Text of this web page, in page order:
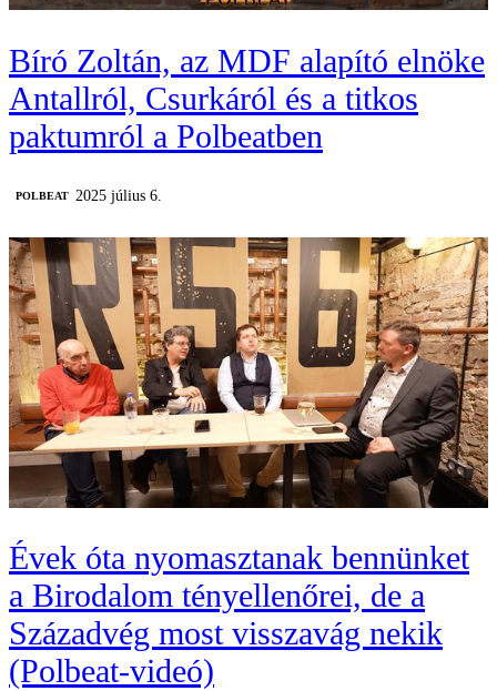
Bíró Zoltán, az MDF alapító elnöke
Antallról, Csurkáról és a titkos
paktumról a Polbeatben
‎POLBEAT 2025 július 6.
Évek óta nyomasztanak bennünket
a Birodalom tényellenőrei, de a
Századvég most visszavág nekik
(Polbeat-videó)